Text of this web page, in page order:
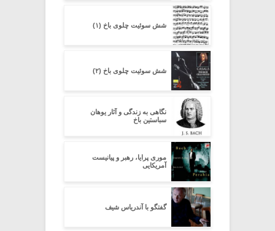
شش سوئیت چلوی باخ (۱)
شش سوئیت چلوی باخ (۲)
نگاهى به زندگى و آثار یوهان
سباستین باخ
موری پرایا، رهبر و پیانیست
آمریکایی
گفتگو با آندریاس شیف